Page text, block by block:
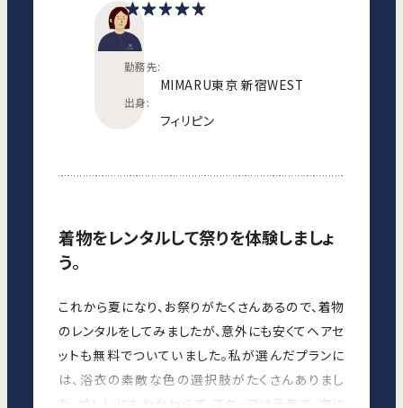
勤務先:
MIMARU東京 新宿WEST
出身:
フィリピン
着物をレンタルして祭りを体験しましょ
う。
これから夏になり、お祭りがたくさんあるので、着物
のレンタルをしてみましたが、意外にも安くてヘアセ
ットも無料でついていました。私が選んだプランに
は、浴衣の素敵な色の選択肢がたくさんありまし
た。忙しいにもかかわらず、スタッフは元気で、次に